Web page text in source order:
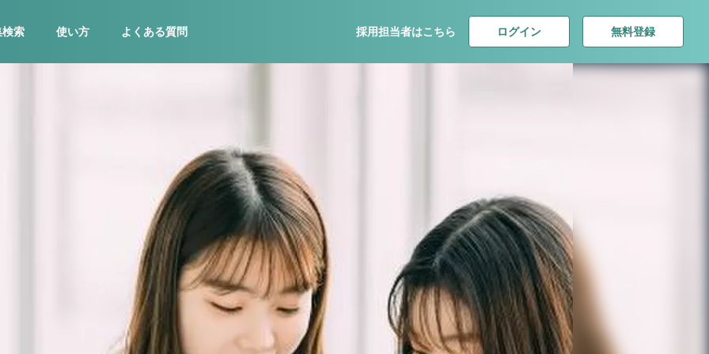
検索 使い方 よくある質問 採用担当者はこちら ログイン 無料登録